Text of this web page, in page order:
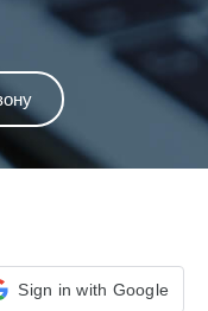
Sign in with Google